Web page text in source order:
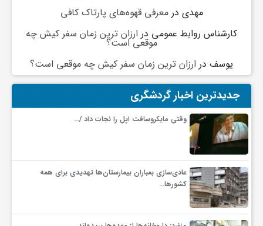
مهدی درمعرفی قهوه‌های پارتاک کافی
کارشناس روابط عمومی در ارزان ترین زمان سفر کیش چه
موقعی است؟
یوسف در ارزان ترین زمان سفر کیش چه موقعی است؟
جدیدترین اخبار گردشگری
وقتی مایکروسافت اپل را نجات داد /…
عادی‌سازی بمباران بیمارستان‌ها تهدیدی برای همه
کشورها…